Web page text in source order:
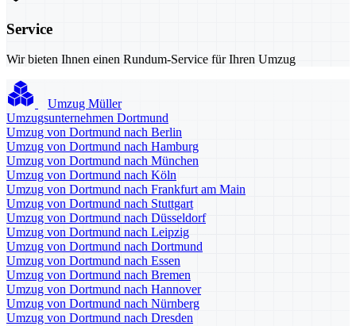
Service
Wir bieten Ihnen einen Rundum-Service für Ihren Umzug
Umzug Müller
Umzugsunternehmen Dortmund
Umzug von Dortmund nach Berlin
Umzug von Dortmund nach Hamburg
Umzug von Dortmund nach München
Umzug von Dortmund nach Köln
Umzug von Dortmund nach Frankfurt am Main
Umzug von Dortmund nach Stuttgart
Umzug von Dortmund nach Düsseldorf
Umzug von Dortmund nach Leipzig
Umzug von Dortmund nach Dortmund
Umzug von Dortmund nach Essen
Umzug von Dortmund nach Bremen
Umzug von Dortmund nach Hannover
Umzug von Dortmund nach Nürnberg
Umzug von Dortmund nach Dresden